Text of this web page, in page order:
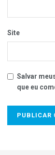
Site
Salvar
que eu